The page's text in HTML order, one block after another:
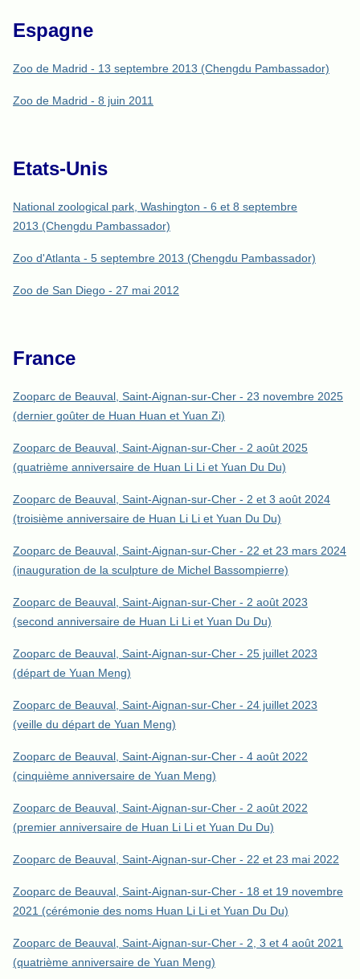
Espagne
Zoo de Madrid - 13 septembre 2013 (Chengdu Pambassador)
Zoo de Madrid - 8 juin 2011
Etats-Unis
National zoological park, Washington - 6 et 8 septembre
2013 (Chengdu Pambassador)
Zoo d'Atlanta - 5 septembre 2013 (Chengdu Pambassador)
Zoo de San Diego - 27 mai 2012
France
Zooparc de Beauval, Saint-Aignan-sur-Cher - 23 novembre 2025
(dernier goûter de Huan Huan et Yuan Zi)
Zooparc de Beauval, Saint-Aignan-sur-Cher - 2 août 2025
(quatrième anniversaire de Huan Li Li et Yuan Du Du)
Zooparc de Beauval, Saint-Aignan-sur-Cher - 2 et 3 août 2024
(troisième anniversaire de Huan Li Li et Yuan Du Du)
Zooparc de Beauval, Saint-Aignan-sur-Cher - 22 et 23 mars 2024
(inauguration de la sculpture de Michel Bassompierre)
Zooparc de Beauval, Saint-Aignan-sur-Cher - 2 août 2023
(second anniversaire de Huan Li Li et Yuan Du Du)
Zooparc de Beauval, Saint-Aignan-sur-Cher - 25 juillet 2023
(départ de Yuan Meng)
Zooparc de Beauval, Saint-Aignan-sur-Cher - 24 juillet 2023
(veille du départ de Yuan Meng)
Zooparc de Beauval, Saint-Aignan-sur-Cher - 4 août 2022
(cinquième anniversaire de Yuan Meng)
Zooparc de Beauval, Saint-Aignan-sur-Cher - 2 août 2022
(premier anniversaire de Huan Li Li et Yuan Du Du)
Zooparc de Beauval, Saint-Aignan-sur-Cher - 22 et 23 mai 2022
Zooparc de Beauval, Saint-Aignan-sur-Cher - 18 et 19 novembre
2021 (cérémonie des noms Huan Li Li et Yuan Du Du)
Zooparc de Beauval, Saint-Aignan-sur-Cher - 2, 3 et 4 août 2021
(quatrième anniversaire de Yuan Meng)